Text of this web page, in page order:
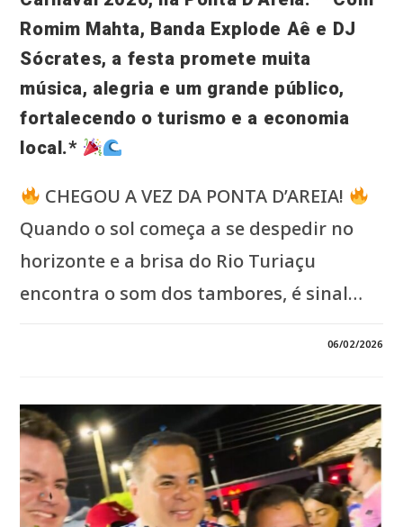
Romim Mahta, Banda Explode Aê e DJ
Sócrates, a festa promete muita
música, alegria e um grande público,
fortalecendo o turismo e a economia
local.*
CHEGOU A VEZ DA PONTA D’AREIA!
Quando o sol começa a se despedir no
horizonte e a brisa do Rio Turiaçu
encontra o som dos tambores, é sinal…
06/02/2026